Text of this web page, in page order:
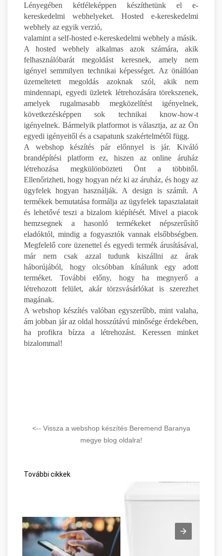
Lényegében kétféleképpen készíthetünk el e-
kereskedelmi webhelyeket. Hosted e-kereskedelmi
webhely az egyik verzió,
valamint a self-hosted e-kereskedelmi webhely a másik.
A hosted webhely alkalmas azok számára, akik
felhasználóbarát megoldást keresnek, amely nem
igényel semmilyen technikai képességet. Az önállóan
üzemeltetett megoldás azoknak szól, akik nem
mindennapi, egyedi üzletek létrehozására törekszenek,
amelyek rugalmasabb megközelítést igényelnek,
következésképpen sok technikai know-how-t
igényelnek. Bármelyik platformot is választja, az az Ön
egyedi igényeitől és a csapatunk szakértelmétől függ.
A webshop készítés pár előnnyel is jár. Kiváló
brandépítési platform ez, hiszen az online áruház
létrehozása megkülönbözteti Önt a többitől.
Ellenőrizheti, hogy hogyan néz ki az áruház, és hogy az
ügyfelek hogyan használják. A design is számít. A
termékek bemutatása formálja az ügyfelek tapasztalatait
és lehetővé teszi a bizalom kiépítését. Mivel a piacok
hemzsegnek a hasonló termékeket népszerűsítő
eladóktól, mindig a fogyasztók vannak elsőbbségben.
Megfelelő core üzenettel és egyedi termék árusításával,
már nem csak azzal tudunk kiszállni az árak
háborújából, hogy olcsóbban kínálunk egy adott
terméket. További előny, hogy ha megnyerő a
létrehozott felület, akár törzsvásárlókat is szerezhet
magának.
A webshop készítés valóban egyszerűbb, mint valaha,
ám jobban jár az oldal hosszútávú minősége érdekében,
ha profikra bízza a létrehozást. Keressen minket
bizalommal!
<-- Vissza a webshop készítés Beremend Baranya
megye blog oldalra!
További cikkek